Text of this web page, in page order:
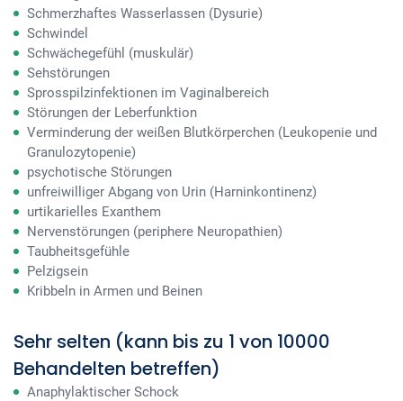
Schmerzhaftes Wasserlassen (Dysurie)
Schwindel
Schwächegefühl (muskulär)
Sehstörungen
Sprosspilzinfektionen im Vaginalbereich
Störungen der Leberfunktion
Verminderung der weißen Blutkörperchen (Leukopenie und
Granulozytopenie)
psychotische Störungen
unfreiwilliger Abgang von Urin (Harninkontinenz)
urtikarielles Exanthem
Nervenstörungen (periphere Neuropathien)
Taubheitsgefühle
Pelzigsein
Kribbeln in Armen und Beinen
Sehr selten (kann bis zu 1 von 10000
Behandelten betreffen)
Anaphylaktischer Schock